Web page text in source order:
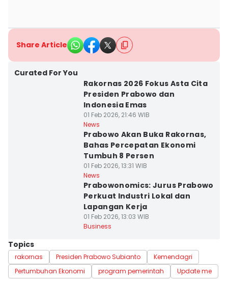
Share Article
Curated For You
Rakornas 2026 Fokus Asta Cita
Presiden Prabowo dan
Indonesia Emas
01 Feb 2026, 21:46 WIB
News
Prabowo Akan Buka Rakornas,
Bahas Percepatan Ekonomi
Tumbuh 8 Persen
01 Feb 2026, 13:31 WIB
News
Prabowonomics: Jurus Prabowo
Perkuat Industri Lokal dan
Lapangan Kerja
01 Feb 2026, 13:03 WIB
Business
Topics
rakornas Presiden Prabowo Subianto
Kemendagri
Pertumbuhan Ekonomi
program pemerintah Update me